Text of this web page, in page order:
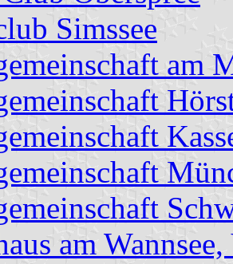
Simssee
am
am